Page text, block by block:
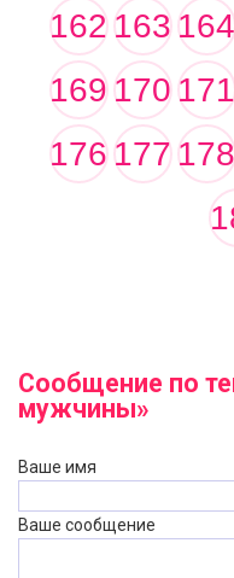
162163164
169170171
176177178
Сообщение по
мужчины»
Ваше имя
Ваше сообщение